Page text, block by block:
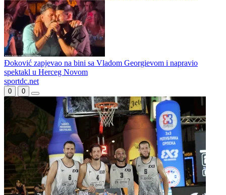
Đoković zapjevao na bini sa Vladom Georgievom i napravio
spektakl u Herceg Novom
sportdc.net
0 0